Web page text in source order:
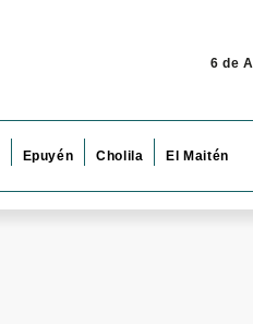
6 de
Epuyén Cholila El Maitén